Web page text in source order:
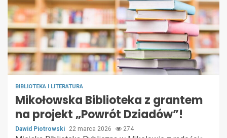
BIBLIOTEKA I LITERATURA
Mikołowska Biblioteka z grantem
na projekt „Powrót Dziadów”!
Dawid Piotrowski 22 marca 2026 274